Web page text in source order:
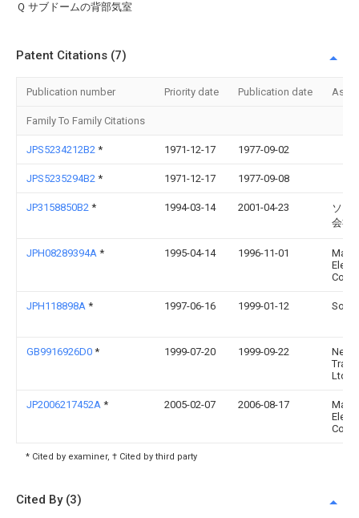
Ｑ サブドームの背部気室
Patent Citations (7)
Publication number Priority date Publication date
Family To Family Citations
JPS5234212B2 * 1971-12-17 1977-09-02
JPS5235294B2 * 1971-12-17 1977-09-08
JP3158850B2 * 1994-03-14 2001-04-23
ソニ
会社
JPH08289394A * 1995-04-14 1996-11-01
Co
JPH118898A * 1997-06-16 1999-01-12 Sony
GB9916926D0 * 1999-07-20 1999-09-22
New
Ltd
JP2006217452A * 2005-02-07 2006-08-17
Co
* Cited by examiner, † Cited by third party
Cited By (3)